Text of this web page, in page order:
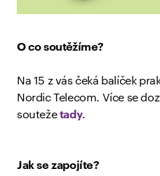
O co soutěžíme?
Na 15 z vás čeká balíček
Nordic Telecom. Více se
soutežetady.
Jak se zapojíte?